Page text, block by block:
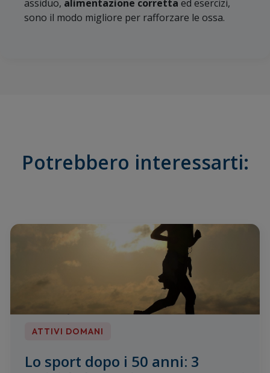
assiduo, alimentazione corretta ed esercizi,
sono il modo migliore per rafforzare le ossa.
Potrebbero interessarti:
ATTIVI DOMANI
Lo sport dopo i 50 anni: 3